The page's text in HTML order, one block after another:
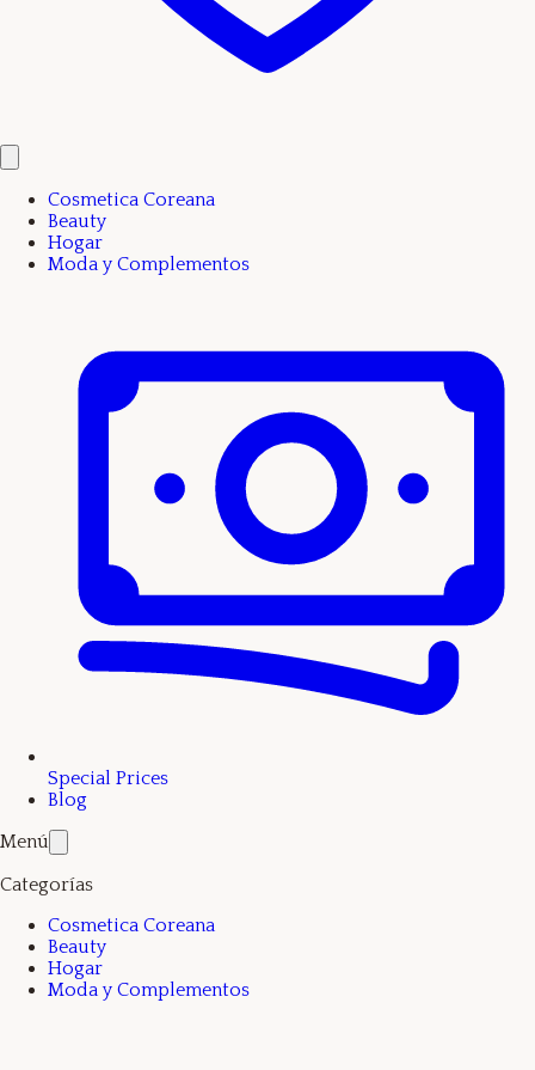
Cosmetica Coreana
Beauty
Hogar
Moda y Complementos
Special Prices
Blog
Menú
Categorías
Cosmetica Coreana
Beauty
Hogar
Moda y Complementos